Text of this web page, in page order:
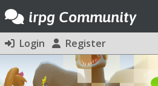
irpg Community
Login Register